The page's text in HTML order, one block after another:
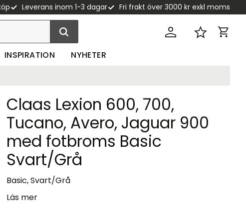
Leverans inom 1-3 dagar Fri frakt över 3000 kr exkl moms
Favoriter
INSPIRATION NYHETER
Claas Lexion 600, 700,
Tucano, Avero, Jaguar 900
med fotbroms Basic
Svart/Grå
Basic, Svart/Grå
Läs mer